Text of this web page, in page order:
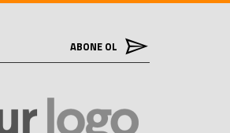
ABONE OL